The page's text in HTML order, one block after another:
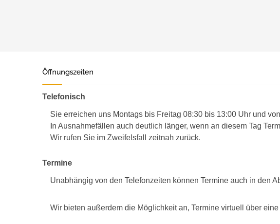
Öffnungszeiten
Telefonisch
Sie erreichen uns Montags bis Freitag 08:30 bis 13:00 Uhr und
In Ausnahmefällen auch deutlich länger, wenn an diesem Tag
Wir rufen Sie im Zweifelsfall zeitnah zurück.
Termine
Unabhängig von den Telefonzeiten können Termine auch in den
Wir bieten außerdem die Möglichkeit an, Termine virtuell über eine